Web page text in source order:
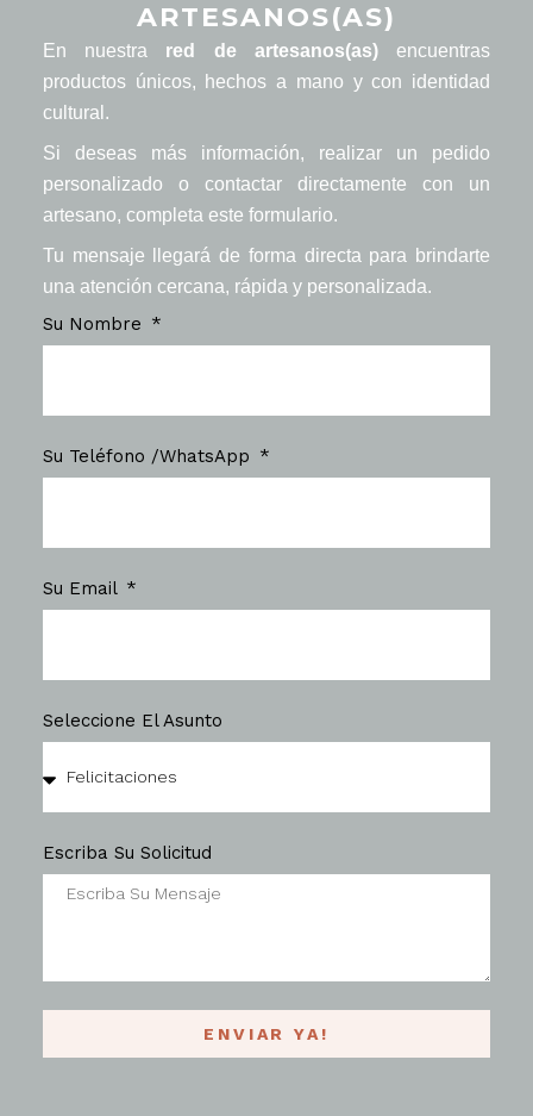
ARTESANOS(AS)
En nuestra red de artesanos(as)encuentras
productos únicos, hechos a mano y con identidad
cultural.
Si deseas más información, realizar un pedido
personalizado o contactar directamente con un
artesano, completa este formulario.
Tu mensaje llegará de forma directa para brindarte
una atención cercana, rápida y personalizada.
Su Nombre
Su Teléfono /WhatsApp
Su Email
Seleccione El Asunto
Escriba Su Solicitud
ENVIAR YA!